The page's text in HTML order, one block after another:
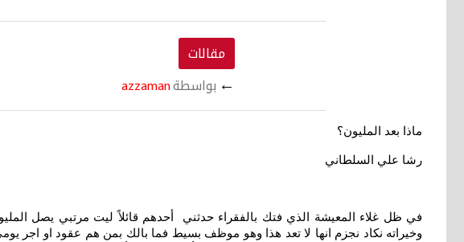
مقالات
← بواسطةazzaman
ماذا بعد المليون؟
رشا علي السلطاني
في ظل غلاء المعيشة الذي فتك بالفقراء حدثني أحدهم قائلاً ليت مرتبي يصل
وخيراته نكاد نجزم انها لا تعد هذا وهو موظف بسيط فما بالك بمن هم عقود او اجر